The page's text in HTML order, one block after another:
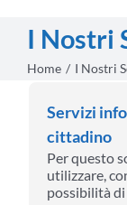
I Nostri
Home I Nostri
Servizi
cittadino
Per questo
utilizzare,
possibilità